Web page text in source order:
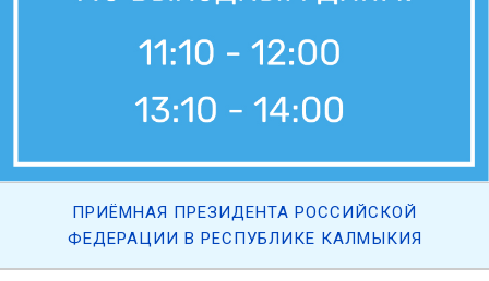
ПРИЁМНАЯ ПРЕЗИДЕНТА РОССИЙСКОЙ
ФЕДЕРАЦИИ В РЕСПУБЛИКЕ КАЛМЫКИЯ